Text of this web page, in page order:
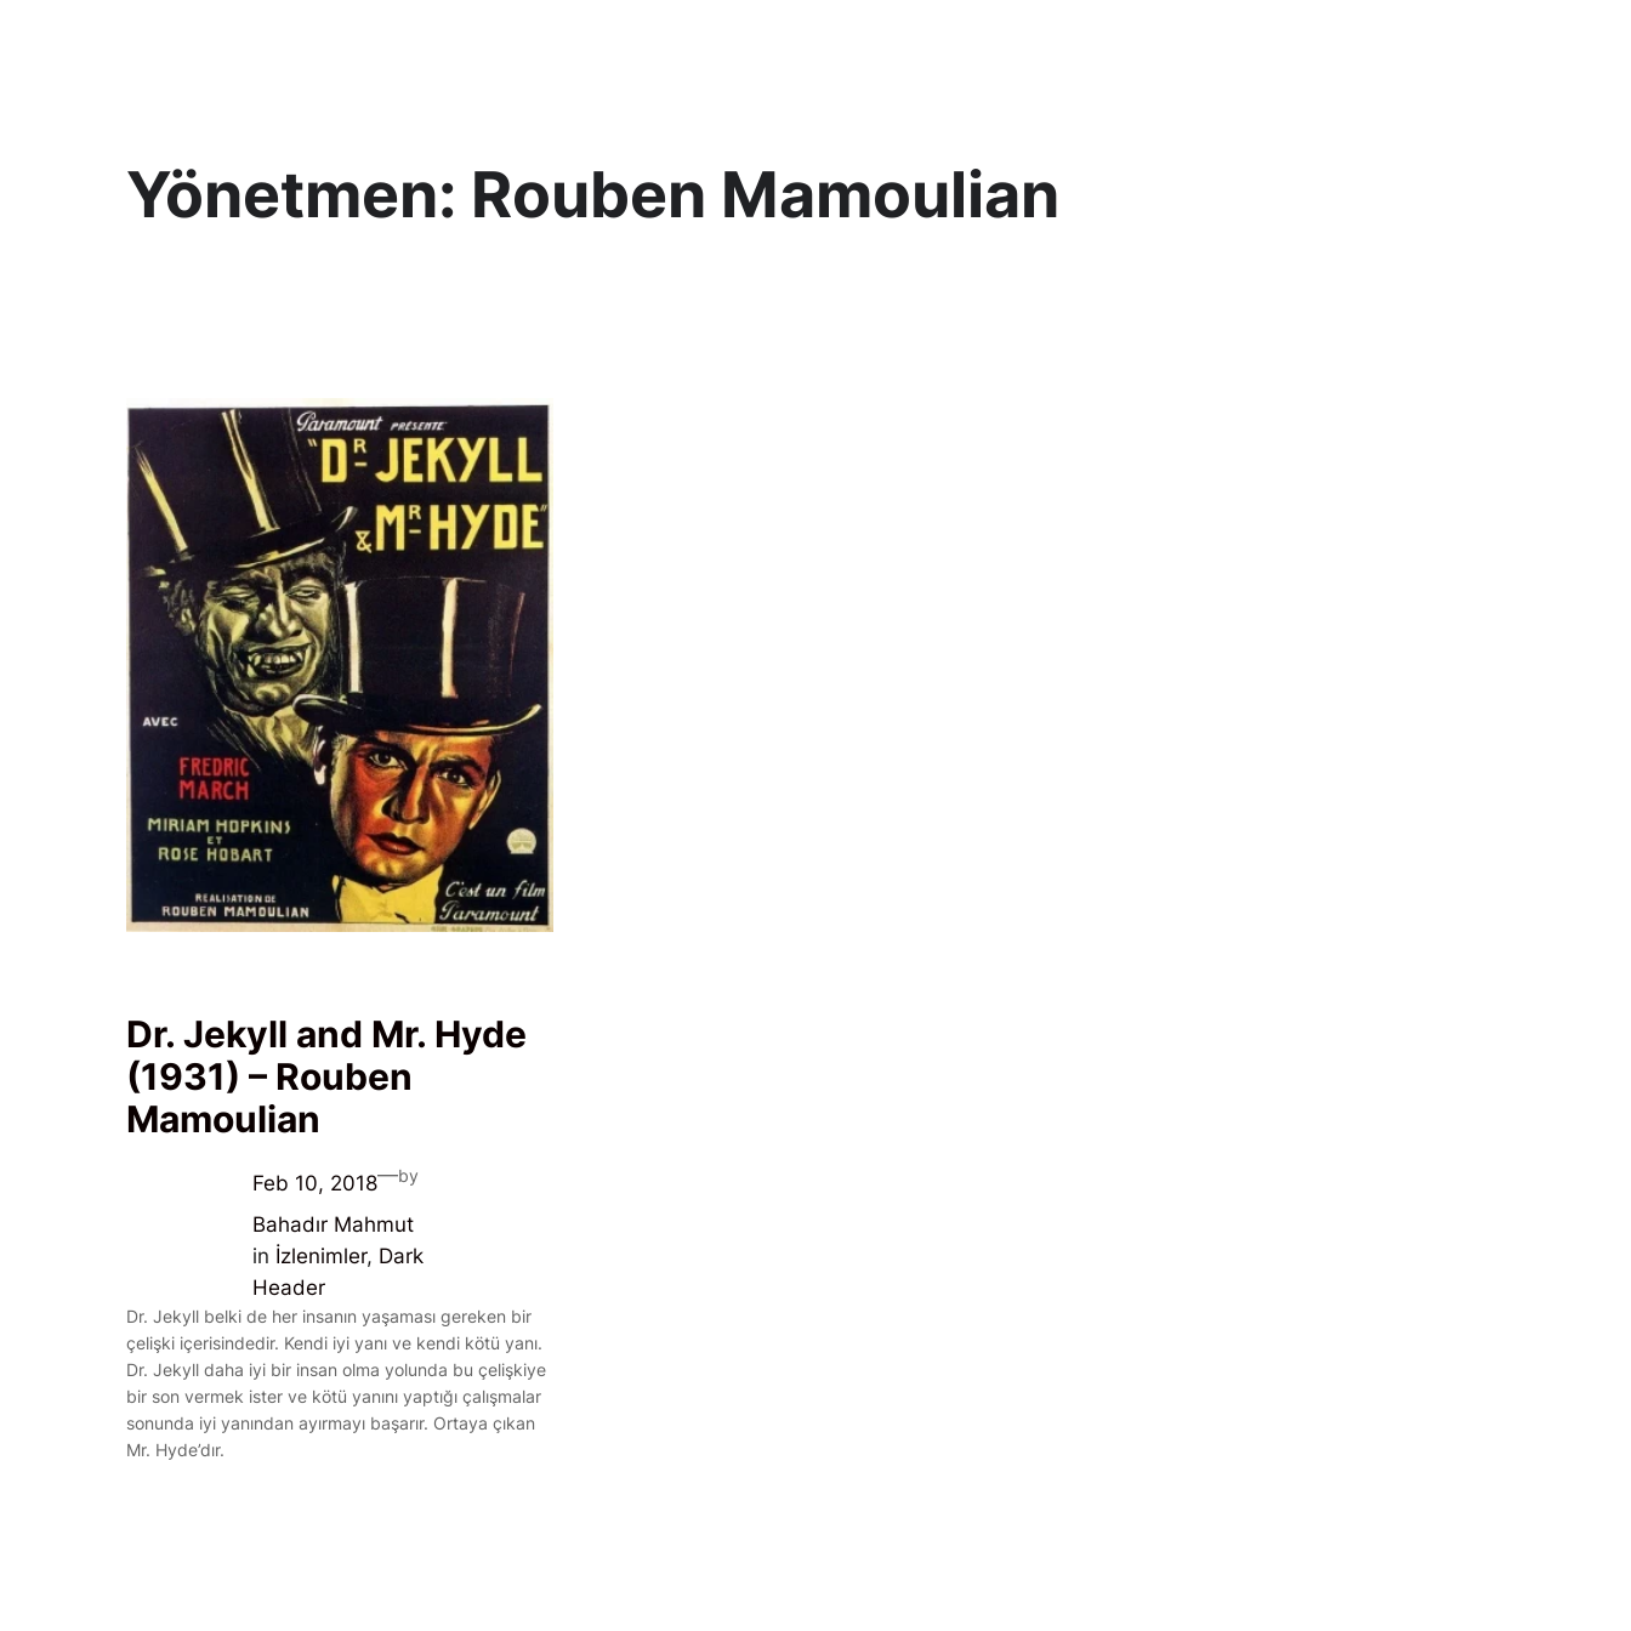
Yönetmen: Rouben Mamoulian
Dr. Jekyll and Mr. Hyde
(1931) – Rouben
Mamoulian
Feb 10, 2018—by
Bahadır Mahmut
in İzlenimler, Dark
Header
Dr. Jekyll belki de her insanın yaşaması gereken bir
çelişki içerisindedir. Kendi iyi yanı ve kendi kötü yanı.
Dr. Jekyll daha iyi bir insan olma yolunda bu çelişkiye
bir son vermek ister ve kötü yanını yaptığı çalışmalar
sonunda iyi yanından ayırmayı başarır. Ortaya çıkan
Mr. Hyde’dır.